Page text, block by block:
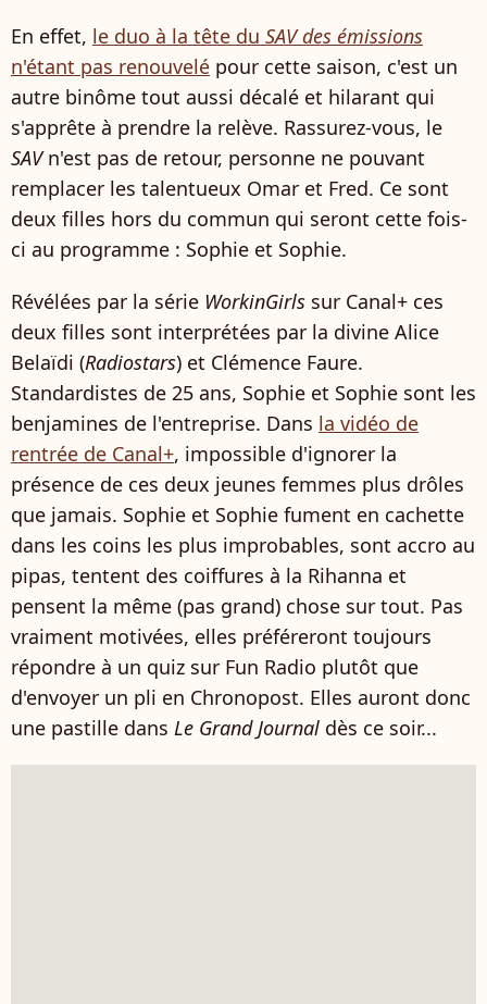
En effet, le duo à la tête du SAV des émissions
n'étant pas renouvelé pour cette saison, c'est un
autre binôme tout aussi décalé et hilarant qui
s'apprête à prendre la relève. Rassurez-vous, le
SAVn'est pas de retour, personne ne pouvant
remplacer les talentueux Omar et Fred. Ce sont
deux filles hors du commun qui seront cette fois-
ci au programme : Sophie et Sophie.
Révélées par la série WorkinGirls sur Canal+ ces
deux filles sont interprétées par la divine Alice
Belaïdi (Radiostars) et Clémence Faure.
Standardistes de 25 ans, Sophie et Sophie sont les
benjamines de l'entreprise. Dans la vidéo de
rentrée de Canal+, impossible d'ignorer la
présence de ces deux jeunes femmes plus drôles
que jamais. Sophie et Sophie fument en cachette
dans les coins les plus improbables, sont accro au
pipas, tentent des coiffures à la Rihanna et
pensent la même (pas grand) chose sur tout. Pas
vraiment motivées, elles préféreront toujours
répondre à un quiz sur Fun Radio plutôt que
d'envoyer un pli en Chronopost. Elles auront donc
une pastille dans Le Grand Journal dès ce soir...